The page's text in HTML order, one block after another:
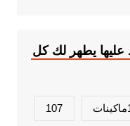
يطهر لك كل
107